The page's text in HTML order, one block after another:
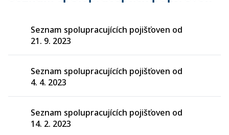
Seznam spolupracujících pojišťoven od
21. 9. 2023
Seznam spolupracujících pojišťoven od
4. 4. 2023
Seznam spolupracujících pojišťoven od
14. 2. 2023